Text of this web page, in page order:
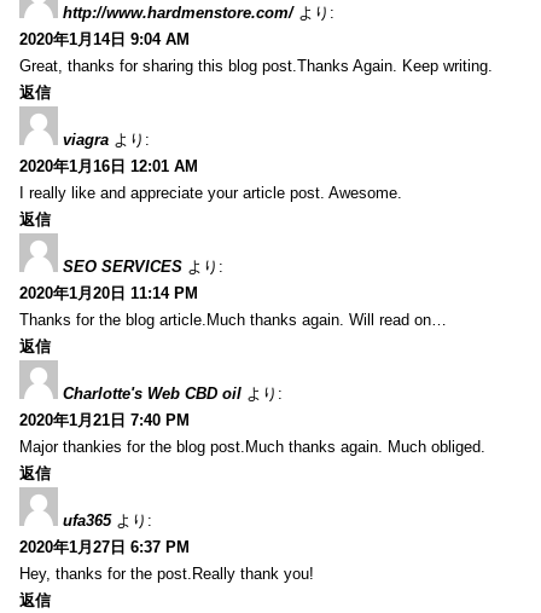
http://www.hardmenstore.com/ より:
2020年1月14日 9:04 AM
Great, thanks for sharing this blog post.Thanks Again. Keep writing.
返信
viagra より:
2020年1月16日 12:01 AM
I really like and appreciate your article post. Awesome.
返信
SEO SERVICES より:
2020年1月20日 11:14 PM
Thanks for the blog article.Much thanks again. Will read on…
返信
Charlotte's Web CBD oil より:
2020年1月21日 7:40 PM
Major thankies for the blog post.Much thanks again. Much obliged.
返信
ufa365 より:
2020年1月27日 6:37 PM
Hey, thanks for the post.Really thank you!
返信